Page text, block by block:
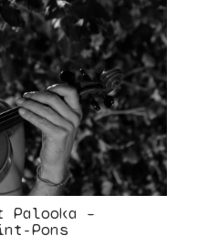
Palooka –
Pons